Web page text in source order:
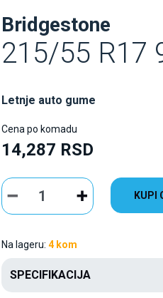
Bridgestone
215/55 R17
Letnje auto gume
Cena po komadu
14,287 RSD
KUPI
Na lageru: 4 kom
SPECIFIKACIJA